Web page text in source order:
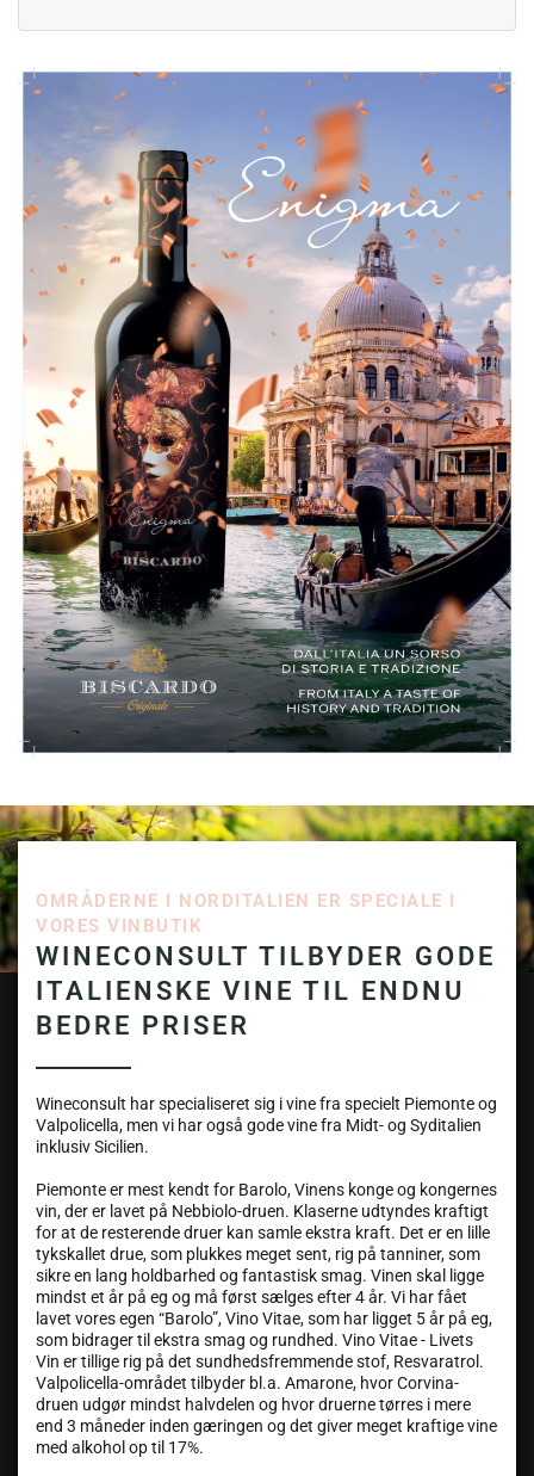
OMRÅDERNE I NORDITALIEN ER SPECIALE I
VORES VINBUTIK
WINECONSULT TILBYDER GODE
ITALIENSKE VINE TIL ENDNU
BEDRE PRISER
Wineconsult har specialiseret sig i vine fra specielt Piemonte og
Valpolicella, men vi har også gode vine fra Midt- og Syditalien
inklusiv Sicilien.
Piemonte er mest kendt for Barolo, Vinens konge og kongernes
vin, der er lavet på Nebbiolo-druen. Klaserne udtyndes kraftigt
for at de resterende druer kan samle ekstra kraft. Det er en lille
tykskallet drue, som plukkes meget sent, rig på tanniner, som
sikre en lang holdbarhed og fantastisk smag. Vinen skal ligge
mindst et år på eg og må først sælges efter 4 år. Vi har fået
lavet vores egen “Barolo”, Vino Vitae, som har ligget 5 år på eg,
som bidrager til ekstra smag og rundhed. Vino Vitae - Livets
Vin er tillige rig på det sundhedsfremmende stof, Resvaratrol.
Valpolicella-området tilbyder bl.a. Amarone, hvor Corvina-
druen udgør mindst halvdelen og hvor druerne tørres i mere
end 3 måneder inden gæringen og det giver meget kraftige vine
med alkohol op til 17%.